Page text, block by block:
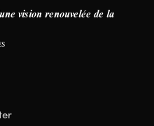
vision renouvelée de la